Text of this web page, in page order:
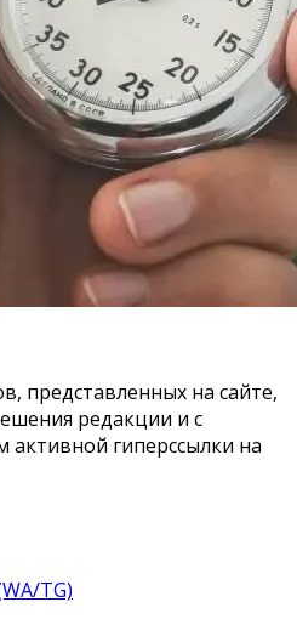
представленных на сайте,
редакции и с
активной гиперссылки на
TG)